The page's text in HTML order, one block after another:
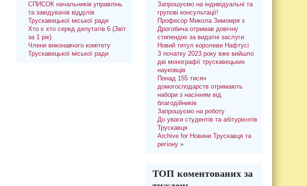
СПИСОК начальників управлінь
та завідувачів відділів
Трускавецької міської ради
Хто є хто серед депутатів 6 (Звіт
за 1 рік)
Члени виконавчого комітету
Трускавецької міської ради
Запрошуємо на індивідуальні та
групові консультації!
Професор Микола Зимомря з
Дрогобича отримав довічну
стипендію за видатні заслуги
Новий титул королеви Нафтусі
З початку 2023 року вже вийшло
дві монографії трускавецьких
науковців
Понад 155 тисяч
домогосподарств отримають
набори з насінням від
благодійників
Запрошуємо на роботу
До уваги студентів та абітурієнтів
Трускавця
Archive for Новини Трускавця та
регіону»
ТОП коментованих за